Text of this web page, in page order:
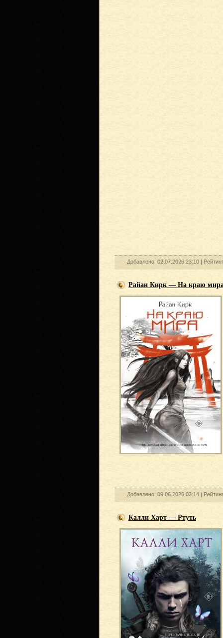
Добавлено: 02.07.2026 23:10 |
Райан Кирк — На краю
Добавлено: 09.06.2026 03:14 |
Калли Харт — Ртуть